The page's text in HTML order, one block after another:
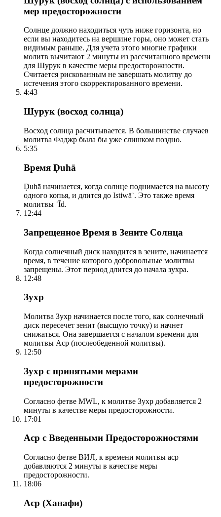
мер предосторожности
Солнце должно находиться чуть ниже горизонта, но
если вы находитесь на вершине горы, оно может стать
видимым раньше. Для учета этого многие графики
молитв вычитают 2 минуты из рассчитанного времени
для Шурук в качестве меры предосторожности.
Считается рискованным не завершать молитву до
истечения этого скорректированного времени.
4:43
Шурук (восход солнца)
Восход солнца расчитывается. В большинстве случаев
молитва Фаджр была бы уже слишком поздно.
5:35
Время Ḍuhā
Ḍuhā начинается, когда солнце поднимается на высоту
одного копья, и длится до Istiwāʾ. Это также время
молитвы ʿĪd.
12:44
Запрещенное Время в Зените Солнца
Когда солнечный диск находится в зените, начинается
время, в течение которого добровольные молитвы
запрещены. Этот период длится до начала зухра.
12:48
Зухр
Молитва Зухр начинается после того, как солнечный
диск пересечет зенит (высшую точку) и начнет
снижаться. Она завершается с началом времени для
молитвы Аср (послеобеденной молитвы).
12:50
Зухр с принятыми мерами
предосторожности
Согласно фетве MWL, к молитве Зухр добавляется 2
минуты в качестве меры предосторожности.
17:01
Аср с Введенными Предосторожностями
Согласно фетве ВИЛ, к времени молитвы аср
добавляются 2 минуты в качестве меры
предосторожности.
18:06
Аср (Ханафи)